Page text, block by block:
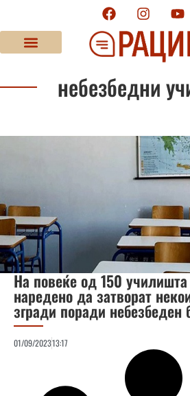
небезбедни
На повеќе од 150
наредено да затворат
згради поради небезбеден
01/09/202313:17